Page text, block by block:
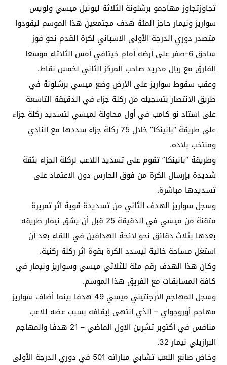
تجاوزتجاوز مهاجمو برشلونة الثلاثة ليونيل ميسي ولويس
سواريز ونيمار حاجز المئة هدف مجتمعين هذا الموسم ليقودوا
متصدر دوري الدرجة الأولى الاسباني لكرة القدم نحو فوز
ساحق 6-صفر على أرضه أمام خيتافي أمس الثلاثاء موسعا
الفارق مع ريال مدريد صاحب المركز الثاني لخمس نقاط.
وعقب سقوط سواريز على الأرض وضع ميسي برشلونة في
طريق الانتصار بتسجيله من ركلة جزاء في الدقيقة التاسعة
على استاد نو كامب في أول محاولة لميسي لتسديد ركلة جزاء
على طريقة “بانينكا” خلال 75 ركلة جزاء سددها مع النادي
ومنتخب بلاده.
وطريقة “بانينكا” تقوم على تسديد اللاعب لركلة الجزاء بثقة
شديدة بإرسال الكرة من فوق الحارس دون الاعتماد على
تسديدها مباشرة.
وسجل سواريز الهدف الثاني من تسديدة قوية اثر تمريرة
متقنة من ميسي في الدقيقة 25 قبل أن يشق نيمار طريقه
بعدها بثلاث دقائق نحو لائحة الهدافين في اللقاء بعد أن
استغل مساحة خالية ليسدد الكرة بقوة اثر ركلة ركنية.
وكان هذا الهدف رقم مئة للثلاثي ميسي وسواريز ونيمار في
كافة المسابقات مع الفريق هذا الموسم.
وسجل المهاجم الأرجنتيني ميسي 49 هدفا بينما أضاف سواريز
مهاجم أوروجواي – الذي انتهى إيقافه بسبب عضه للاعب
منافس في أكتوبر تشرين الاول الماضي – 21 هدفا والمهاجم
البرازيلي نيمار 32.
وخاض صانع اللعب تشابي مباراته 501 في دوري الدرجة الأولى